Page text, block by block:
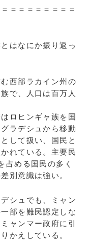
＝＝＝＝＝＝＝＝
はなにか振り返っ
西部ラカイン州の
で、人口は百万人
ロヒンギャ族を国
ラデシュから移動
して扱い、国民と
れている。主要民
占める国民の多く
別意識は強い。
シュでも、ミャン
部を難民認定しな
ャンマー政府に引
かえしている。